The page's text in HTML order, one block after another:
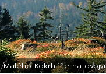
Malého Kokrháče na